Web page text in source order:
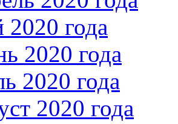
года
2020 года
2020 года
2020 года